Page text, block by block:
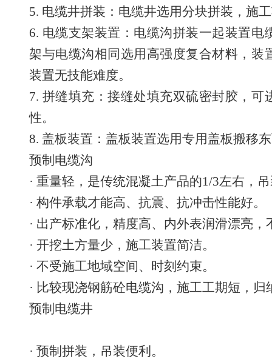
5. 电缆井拼装：电缆井选用分块拼装，施
6. 电缆支架装置：电缆沟拼装一起装置
架与电缆沟相同选用高强度复合材料，装
装置无技能难度。
7. 拼缝填充：接缝处填充双硫密封胶，
性。
8. 盖板装置：盖板装置选用专用盖板搬移
预制电缆沟
· 重量轻，是传统混凝土产品的1/3左右，
· 构件承载才能高、抗震、抗冲击性能好。
· 出产标准化，精度高、内外表润滑漂亮，
· 开挖土方量少，施工装置简洁。
· 不受施工地域空间、时刻约束。
· 比较现浇钢筋砼电缆沟，施工工期短，归
预制电缆井
· 预制拼装，吊装便利。